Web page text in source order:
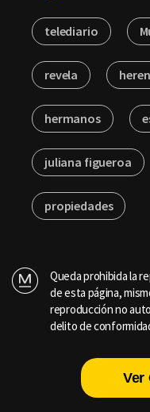
telediario
revela
hermanos
juliana figueroa
propiedades
Queda prohibida la
de esta página,
reproducción no
delito de
Ver